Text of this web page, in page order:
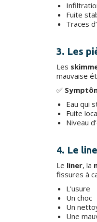
Fuite
Traces
3. Les
Les
mauvaise
✅
Eau qui
Fuite
Niveau
4. Le
Le liner, la
fissures à
L’usure
Un choc
Un
Une